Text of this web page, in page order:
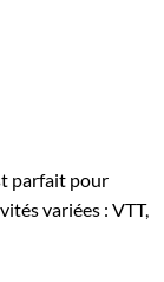
parfait pour
variées : VTT,